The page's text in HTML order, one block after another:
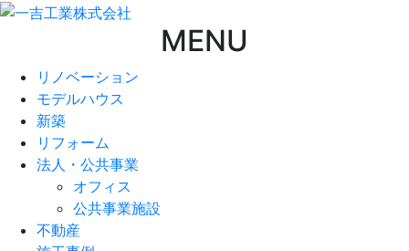
MENU
リノベーション
モデルハウス
新築
リフォーム
法人・公共事業
オフィス
公共事業施設
不動産